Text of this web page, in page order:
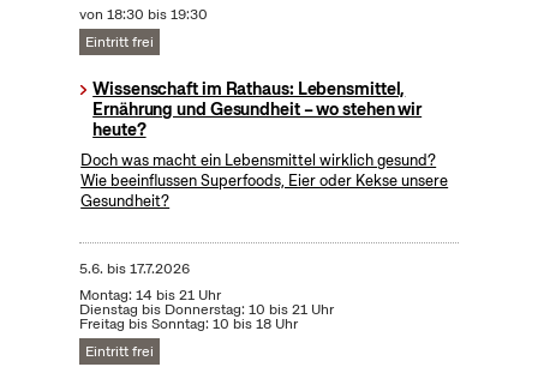
von 18:30 bis 19:30
Eintritt frei
Wissenschaft im Rathaus: Lebensmittel,
Ernährung und Gesundheit – wo stehen wir
heute?
Doch was macht ein Lebensmittel wirklich gesund?
Wie beeinflussen Superfoods, Eier oder Kekse unsere
Gesundheit?
5.6. bis17.7.2026
Montag: 14 bis 21 Uhr
Dienstag bis Donnerstag: 10 bis 21 Uhr
Freitag bis Sonntag: 10 bis 18 Uhr
Eintritt frei